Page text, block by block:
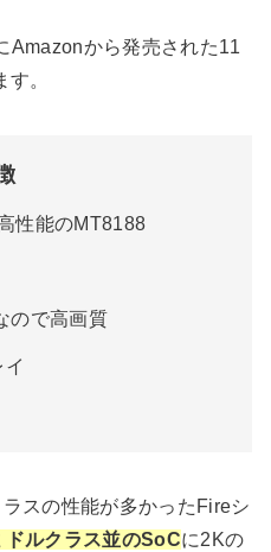
Amazonから発売された11
。
性能のMT8188
ので高画質
スの性能が多かったFireシ
ドルクラス並のSoCに2Kの